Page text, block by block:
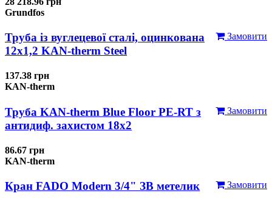
Grundfos
Замовити
Труба із вуглецевої сталі, оцинкована
12x1,2 KAN-therm Steel
137.38 грн
KAN-therm
Замовити
Труба KAN-therm Blue Floor PE-RT з
антидиф. захистом 18х2
86.67 грн
KAN-therm
Замовити
Кран FADO Modern 3/4" ЗВ метелик